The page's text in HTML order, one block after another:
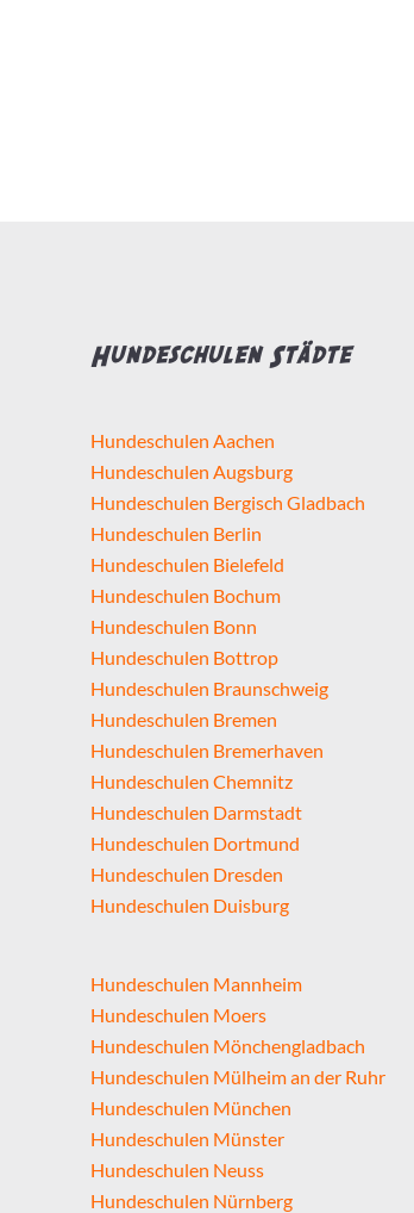
Hundeschulen Städte
Hundeschulen Aachen
Hundeschulen Augsburg
Hundeschulen Bergisch Gladbach
Hundeschulen Berlin
Hundeschulen Bielefeld
Hundeschulen Bochum
Hundeschulen Bonn
Hundeschulen Bottrop
Hundeschulen Braunschweig
Hundeschulen Bremen
Hundeschulen Bremerhaven
Hundeschulen Chemnitz
Hundeschulen Darmstadt
Hundeschulen Dortmund
Hundeschulen Dresden
Hundeschulen Duisburg
Hundeschulen Mannheim
Hundeschulen Moers
Hundeschulen Mönchengladbach
Hundeschulen Mülheim an der Ruhr
Hundeschulen München
Hundeschulen Münster
Hundeschulen Neuss
Hundeschulen Nürnberg